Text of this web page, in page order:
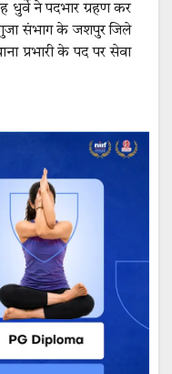
धुर्वे ने पदभार ग्रहण कर
संभाग के जशपुर जिले
प्रभारी के पद पर सेवा